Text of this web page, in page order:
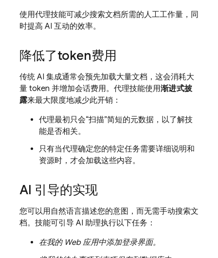
使用代理技能可减少搜索文档所需的人工工作量，同
时提高 AI 互动的效率。
降低了token费用
传统 AI 集成通常会预先加载大量文档，这会消耗大
量 token 并增加会话费用。代理技能使用渐进式披
露来最大限度地减少此开销：
代理最初只会“扫描”简短的元数据，以了解技
能是否相关。
只有当代理确定您的特定任务需要详细说明和
资源时，才会加载这些内容。
AI 引导的实现
您可以用自然语言描述您的意图，而无需手动搜索文
档。技能可引导 AI 助理执行以下任务：
在我的 Web 应用中添加登录界面。